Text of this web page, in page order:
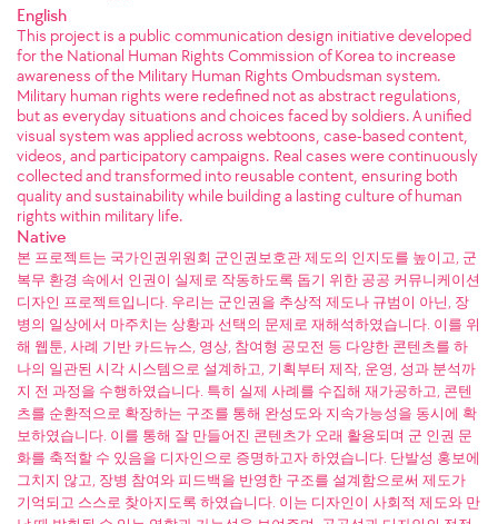
English
This project is a public communication design initiative developed
for the National Human Rights Commission of Korea to increase
awareness of the Military Human Rights Ombudsman system.
Military human rights were redefined not as abstract regulations,
but as everyday situations and choices faced by soldiers. A unified
visual system was applied across webtoons, case-based content,
videos, and participatory campaigns. Real cases were continuously
collected and transformed into reusable content, ensuring both
quality and sustainability while building a lasting culture of human
rights within military life.
Native
본 프로젝트는 국가인권위원회 군인권보호관 제도의 인지도를 높이고, 군
복무 환경 속에서 인권이 실제로 작동하도록 돕기 위한 공공 커뮤니케이션
디자인 프로젝트입니다. 우리는 군인권을 추상적 제도나 규범이 아닌, 장
병의 일상에서 마주치는 상황과 선택의 문제로 재해석하였습니다. 이를 위
해 웹툰, 사례 기반 카드뉴스, 영상, 참여형 공모전 등 다양한 콘텐츠를 하
나의 일관된 시각 시스템으로 설계하고, 기획부터 제작, 운영, 성과 분석까
지 전 과정을 수행하였습니다. 특히 실제 사례를 수집해 재가공하고, 콘텐
츠를 순환적으로 확장하는 구조를 통해 완성도와 지속가능성을 동시에 확
보하였습니다. 이를 통해 잘 만들어진 콘텐츠가 오래 활용되며 군 인권 문
화를 축적할 수 있음을 디자인으로 증명하고자 하였습니다. 단발성 홍보에
그치지 않고, 장병 참여와 피드백을 반영한 구조를 설계함으로써 제도가
기억되고 스스로 찾아지도록 하였습니다. 이는 디자인이 사회적 제도와 만